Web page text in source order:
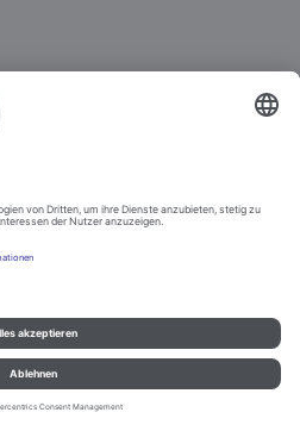
Kontakt
Rechtliche Hinweise
Solutions 2022